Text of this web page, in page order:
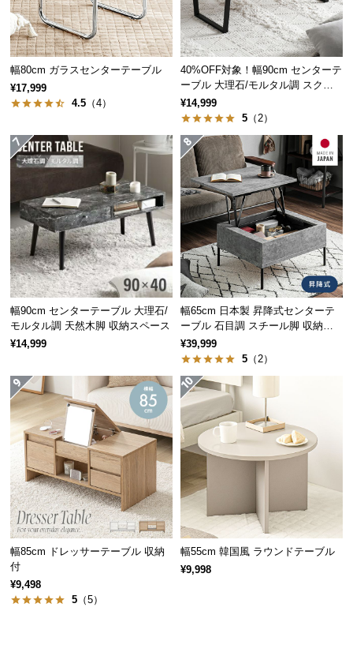
開
梱
設
置
サ
ー
ス
に
て
搬
入
経
に
つ
て
返
品・
キ
ャ
ン
セ
ル
に
つ
て
置くだけで絵になるツートンカラー
木目柄の美しさと特徴的なツートンカラーのモダン
さが、置くだけでお部屋のアクセントになります。
幅80cm ガラスセンターテーブル
¥17,999
4.5 （4）
40%OFF対象！幅90cm センターテ
ーブル 大理石/モルタル調 スクエ
アレッグ 安心面取り加工
¥14,999
5 （2）
幅90cm センターテーブル 大理石/
モルタル調 天然木脚 収納スペース
¥14,999
幅65cm 日本製 昇降式センターテ
ーブル 石目調 スチール脚 収納ス
ペース 高さ34~54.5cm
¥39,999
5 （2）
幅85cm ドレッサーテーブル 収納
付
¥9,498
5 （5）
幅55cm 韓国風 ラウンドテーブル
¥9,998